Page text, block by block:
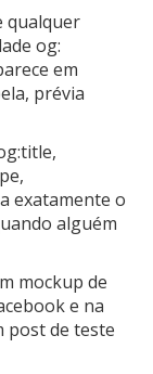
qualquer
og:
em
prévia
exatamente o
alguém
mockup de
e na
post de teste